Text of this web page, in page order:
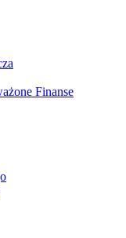
Finanse